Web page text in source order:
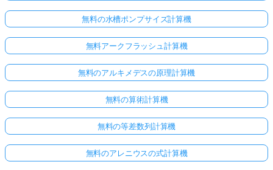
無料の水槽ポンプサイズ計算機
無料アークフラッシュ計算機
無料のアルキメデスの原理計算機
無料の算術計算機
無料の等差数列計算機
無料のアレニウスの式計算機